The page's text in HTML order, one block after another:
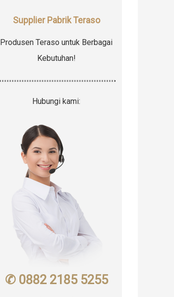
Supplier Pabrik Teraso
Produsen Teraso untuk Berbagai
Kebutuhan!
Hubungi kami:
✆ 0882 2185 5255